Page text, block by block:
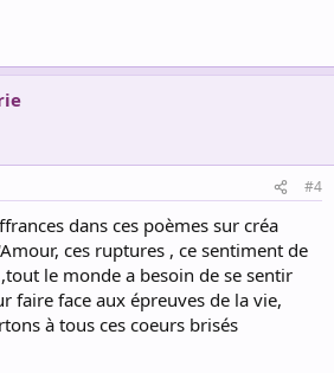
#4
dans ces poèmes sur créa
ces ruptures , ce sentiment de
le monde a besoin de se sentir
faire face aux épreuves de la vie,
à tous ces coeurs brisés